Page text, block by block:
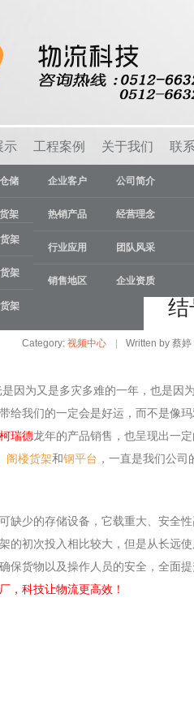
发展。
示
储
架
架
架
架
容器
备
统
工程案例
企业客户
热销产品
行业应用
销售地区
关于我们
公司简介
经营理念
团队风采
企业资质
联
年苏州、无锡、上
结
Category: 视频中心 Written by 蔡婷
因为又是多灾多难的一年，也是因
给我们的一定会是好运，而不是像
柯瑞德龙年的产品销售，也呈现出一定
阁楼货架和钢平台 ，一直是我们公
缺少的存储设备，它载重大、安全
的初次投入相比较大，但是从长远
保货物以及操作人员的安全，全面
，科技让物流更高效！